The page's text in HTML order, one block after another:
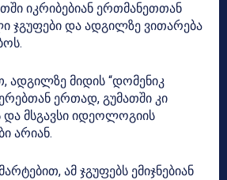
იკრიბებიან ერთმანეთთან
ჯგუფები და ადგილზე ვითარება
ადგილზე მიდის “დომენიკ
ერთად, გუმათში კი
მსგავსი იდეოლოგიის
არიან.
ამ ჯგუფებს ემიჯნებიან